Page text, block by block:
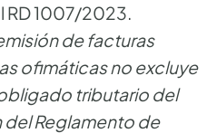
RD 1007/2023.
de facturas
ofimáticas no excluye
tributario del
Reglamento de